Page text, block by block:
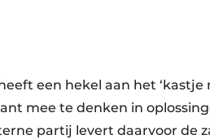
een hekel aan het ‘kastje
mee te denken in
partij levert daarvoor de